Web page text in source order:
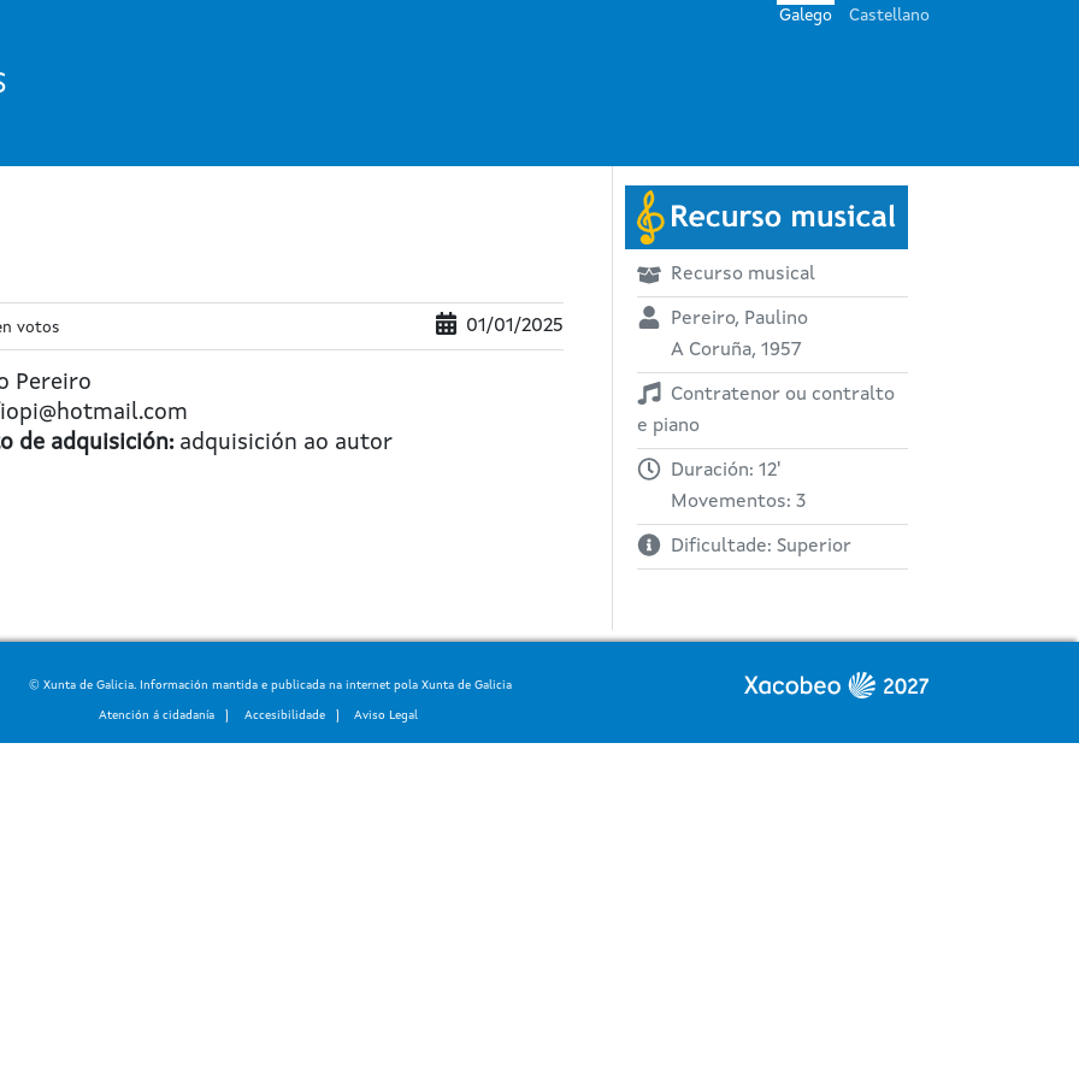
Galego Castellano
votos 01/01/2025
Pereiro
de adquisición:adquisición ao autor
Recurso musical
Pereiro, Paulino
A Coruña, 1957
Contratenor ou contralto
e piano
Duración: 12'
Movementos: 3
Dificultade: Superior
© Xunta de Galicia. Información mantida e publicada na internet pola Xunta de Galicia
Atención á cidadanía Accesibilidade Aviso Legal